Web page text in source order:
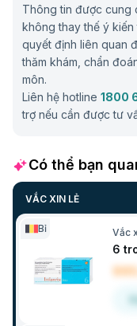
Thông tin được cung
không thay thế ý
quyết định liên quan
thăm khám, chẩn
môn.
Liên hệ hotline 1800
trợ nếu cần được tư
Có thể bạn
VẮC XIN LẺ
Bỉ Vắc
6